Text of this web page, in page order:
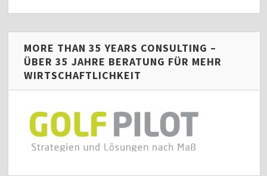
MORE THAN 35 YEARS CONSULTING –
ÜBER 35 JAHRE BERATUNG FÜR MEHR
WIRTSCHAFTLICHKEIT